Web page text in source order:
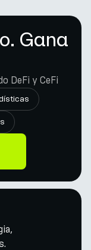
Gana
DeFi y CeFi